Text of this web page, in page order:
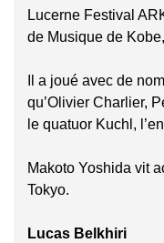
Lucerne Festival
de Musique de
Il a joué avec de
qu’Olivier Charlier,
le quatuor Kuchl,
Makoto Yoshida vit
Tokyo.
Lucas Belkhiri